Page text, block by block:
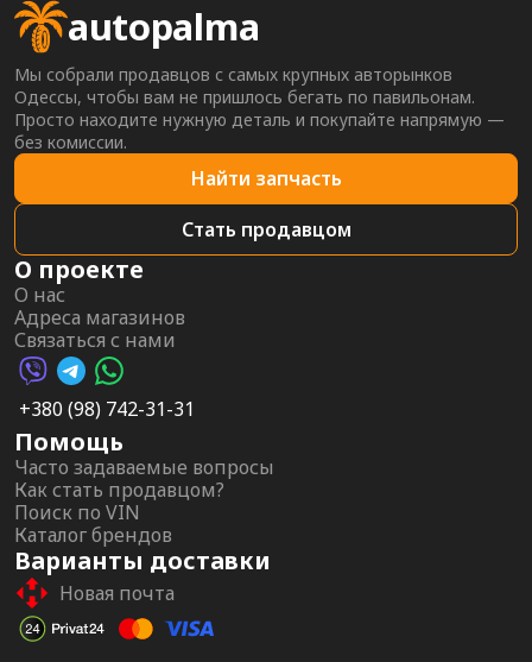
autopalma
Мы собрали продавцов с самых крупных авторынков
Одессы, чтобы вам не пришлось бегать по павильонам.
Просто находите нужную деталь и покупайте напрямую —
без комиссии.
Найти запчасть
Стать продавцом
О проекте
О нас
Адреса магазинов
Связаться с нами
Viber AutoPalma
Telegram AutoPalma
WhatsApp AutoPalma
+380 (98) 742-31-31
Помощь
Часто задаваемые вопросы
Как стать продавцом?
Поиск по VIN
Каталог брендов
Варианты доставки
Новая почта